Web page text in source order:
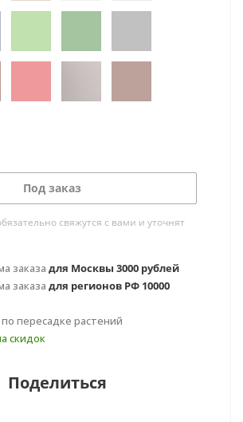
Под заказ
свяжутся с вами и уточнят
заказа для Москвы 3000 рублей
заказа для регионов РФ 10000
по пересадке растений
скидок
Поделиться